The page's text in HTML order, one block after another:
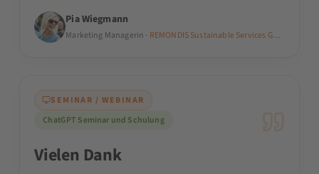
Pia Wiegmann
Marketing Managerin · REMONDIS Sustainable Services GmbH
SEMINAR / WEBINAR
ChatGPT Seminar und Schulung
Vielen Dank